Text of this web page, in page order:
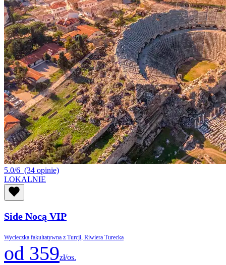
5.0/6 (34 opinie)
LOKALNIE
Side Nocą VIP
Wycieczka fakultatywna z Turcji, Riwiera Turecka
od 359zł/os.